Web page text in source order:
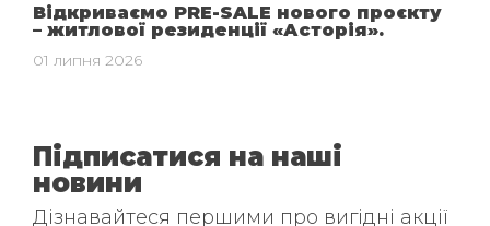
Відкриваємо PRE-SALE нового проєкту
– житлової резиденції «Асторія».
01 липня 2026
Підписатися на наші
новини
Дізнавайтеся першими про вигідні акції